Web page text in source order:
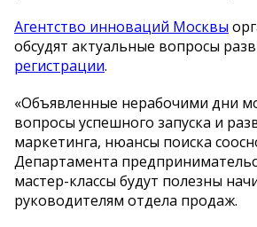
Агентство инноваций Москвы
обсудят актуальные вопросы
регистрации.
«Объявленные нерабочими дни
вопросы успешного запуска и
маркетинга, нюансы поиска
Департамента
мастер-классы будут полезны
руководителям отдела продаж.